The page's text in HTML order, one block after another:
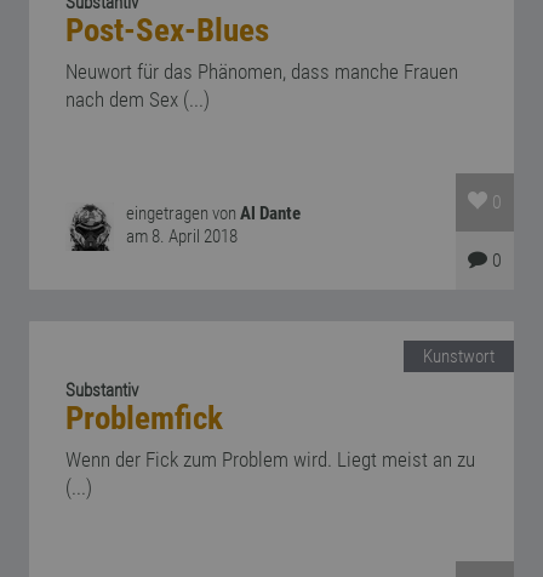
Post-Sex-Blues
Neuwort für das Phänomen, dass manche Frauen
nach dem Sex (...)
eingetragen vonAl Dante
am 8. April 2018
0
0
Kunstwort
Substantiv
Problemfick
Wenn der Fick zum Problem wird. Liegt meist an zu
(...)